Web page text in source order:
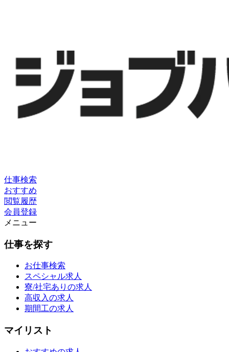
仕事検索
おすすめ
閲覧履歴
会員登録
メニュー
仕事を探す
お仕事検索
スペシャル求人
寮/社宅ありの求人
高収入の求人
期間工の求人
マイリスト